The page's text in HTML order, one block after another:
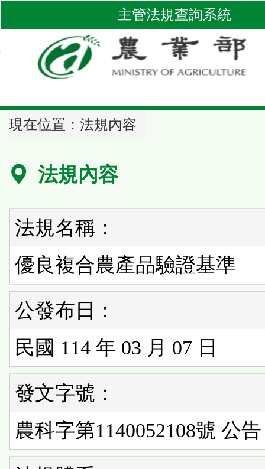
到
區
塊
主管法規查詢系統
現在位置： 法規內容
法規內容
法規名稱：
優良複合農產品驗證基準
公發布日：
民國 114 年 03 月 07 日
發文字號：
農科字第1140052108號 公告